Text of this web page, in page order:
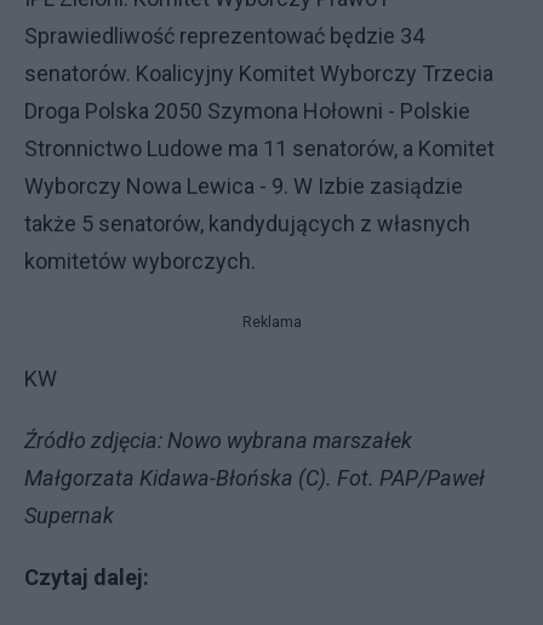
Sprawiedliwość reprezentować będzie 34
senatorów. Koalicyjny Komitet Wyborczy Trzecia
Droga Polska 2050 Szymona Hołowni - Polskie
Stronnictwo Ludowe ma 11 senatorów, a Komitet
Wyborczy Nowa Lewica - 9. W Izbie zasiądzie
także 5 senatorów, kandydujących z własnych
komitetów wyborczych.
Reklama
KW
Źródło zdjęcia: Nowo wybrana marszałek
Małgorzata Kidawa-Błońska (C). Fot. PAP/Paweł
Supernak
Czytaj dalej: